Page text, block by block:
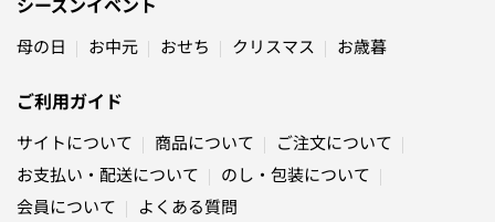
母の日 お中元 おせち クリスマス お歳暮
ご利用ガイド
サイトについて 商品について
ご注文について
お支払い・配送について
のし・包装について
会員について
よくある質問